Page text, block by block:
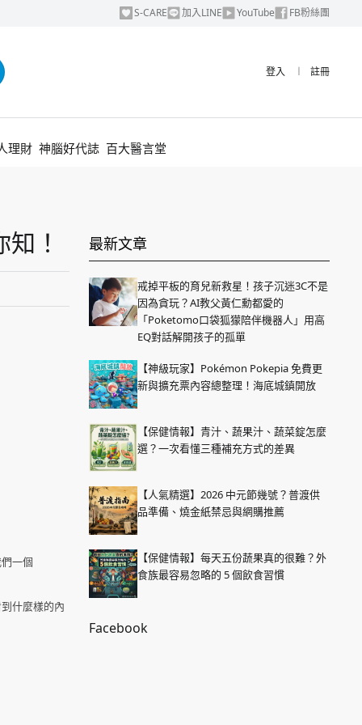
S-CARE 加入LINE YouTube FB粉絲團
登入 ︱ 註冊
理財 神腦好代誌 百大醫言堂
！
一個
什麼樣的內
最新文章
戒掉平板的育兒新救星！孩子沉迷3C不是
因為貪玩？AI教父黃仁勳都愛的
「Poketomo口袋狐獴陪伴機器人」用高
EQ對話解開孩子的孤單
【神級玩家】Pokémon Pokepia 免費更
新與擴充票內容總整理！海底城鎮開放
【保健情報】青汁、蔬果汁、蔬菜錠怎麼
選？一次看懂三種補充方式的差異
【人氣精選】2026 中元節幾號？普渡供
品準備、燒金紙禁忌與網購推薦
【保健情報】每天五份蔬果真的很難？外
食族最容易忽略的 5 個飲食習慣
Facebook